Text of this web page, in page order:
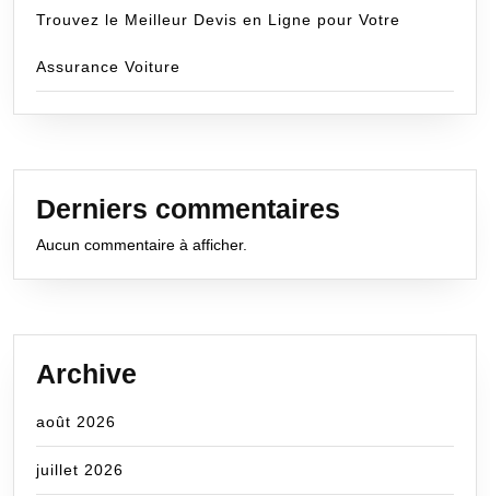
Trouvez le Meilleur Devis en Ligne pour Votre
Assurance Voiture
Derniers commentaires
Aucun commentaire à afficher.
Archive
août 2026
juillet 2026